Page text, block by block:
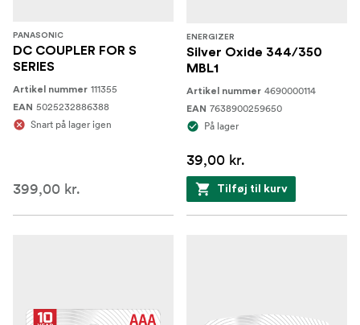
PANASONIC
DC COUPLER FOR S
SERIES
Artikel nummer 111355
EAN 5025232886388
Snart på lager igen
399,00 kr.
ENERGIZER
Silver Oxide 344/350
MBL1
Artikel nummer 4690000114
EAN 7638900259650
På lager
39,00 kr.
Tilføj til kurv